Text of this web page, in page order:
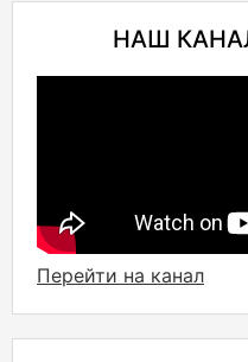
НАШ
Перейти на канал